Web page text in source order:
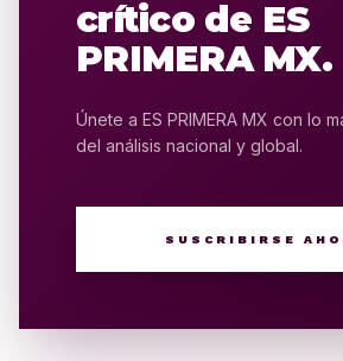
crítico de ES
PRIMERA MX.
Únete a ES PRIMERA MX con lo
del análisis nacional y global.
SUSCRIBIRSE